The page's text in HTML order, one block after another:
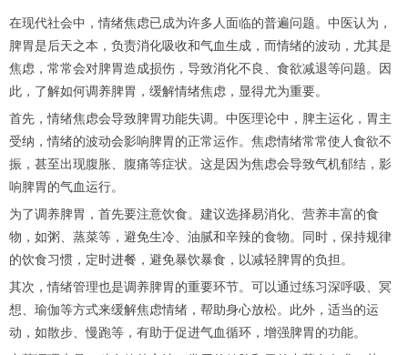
在现代社会中，情绪焦虑已成为许多人面临的普遍问题。中医认为，
脾胃是后天之本，负责消化吸收和气血生成，而情绪的波动，尤其是
焦虑，常常会对脾胃造成损伤，导致消化不良、食欲减退等问题。因
此，了解如何调养脾胃，缓解情绪焦虑，显得尤为重要。
首先，情绪焦虑会导致脾胃功能失调。中医理论中，脾主运化，胃主
受纳，情绪的波动会影响脾胃的正常运作。焦虑情绪常常使人食欲不
振，甚至出现腹胀、腹痛等症状。这是因为焦虑会导致气机郁结，影
响脾胃的气血运行。
为了调养脾胃，首先要注意饮食。建议选择易消化、营养丰富的食
物，如粥、蒸菜等，避免生冷、油腻和辛辣的食物。同时，保持规律
的饮食习惯，定时进餐，避免暴饮暴食，以减轻脾胃的负担。
其次，情绪管理也是调养脾胃的重要环节。可以通过练习深呼吸、冥
想、瑜伽等方式来缓解焦虑情绪，帮助身心放松。此外，适当的运
动，如散步、慢跑等，有助于促进气血循环，增强脾胃的功能。